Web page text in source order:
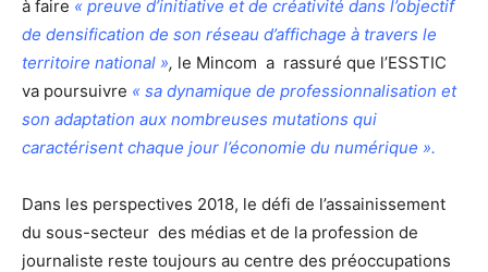
à faire « preuve d’initiative et de créativité dans l’objectif
de densification de son réseau d’affichage à travers le
territoire national », le Mincom a rassuré que l’ESSTIC
va poursuivre « sa dynamique de professionnalisation et
son adaptation aux nombreuses mutations qui
caractérisent chaque jour l’économie du numérique ».
Dans les perspectives 2018, le défi de l’assainissement
du sous-secteur des médias et de la profession de
journaliste reste toujours au centre des préoccupations